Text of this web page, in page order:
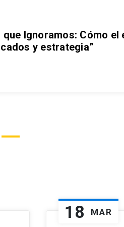
que Ignoramos: Cómo el
y estrategia”
18 MAR